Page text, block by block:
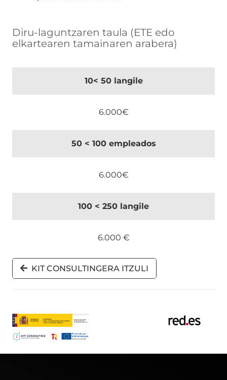
Diru-laguntzaren taula (ETE edo
elkartearen tamainaren arabera)
10< 50 langile
6.000€
50 < 100 empleados
6.000€
100 < 250 langile
6.000 €
KIT CONSULTINGERA ITZULI